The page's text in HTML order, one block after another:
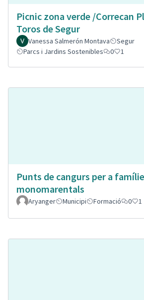
Picnic zona verde /Correcan
Toros de Segur
Vanessa Salmerón Montava
Segur
Parcs i Jardins Sostenibles
0 1
Punts de cangurs per a
monomarentals
Aryanger Municipi Formació 0 1